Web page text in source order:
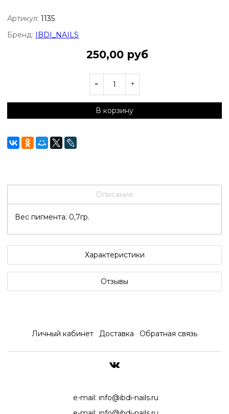
Артикул: 1135
Бренд:
IBDI_NAILS
250,00 руб
В корзину
Описание
Вес пигмента: 0,7гр.
Характеристики
Отзывы
Личный кабинет Доставка Обратная связь
e-mail: info@ibdi-nails.ru